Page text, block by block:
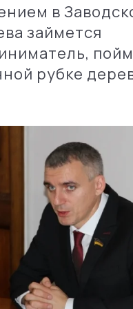
в
займется
рубке